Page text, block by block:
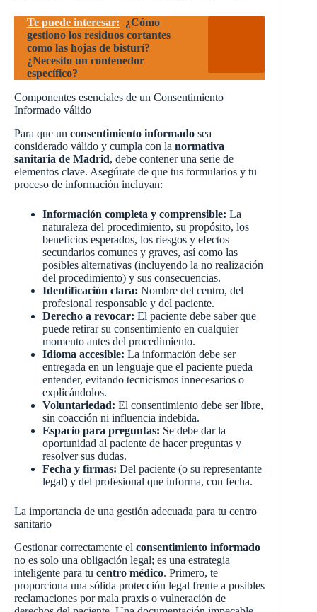
Te puede interesar: ¿Cómo
gestiono los residuos cortantes
como las hojas de bisturí?
¿Necesito un contenedor
específico?
Componentes esenciales de un Consentimiento
Informado válido
Para que un consentimiento informado sea
considerado válido y cumpla con la normativa
sanitaria de Madrid, debe contener una serie de
elementos clave. Asegúrate de que tus formularios y tu
proceso de información incluyan:
Información completa y comprensible: La
naturaleza del procedimiento, su propósito, los
beneficios esperados, los riesgos y efectos
secundarios comunes y graves, así como las
posibles alternativas (incluyendo la no realización
del procedimiento) y sus consecuencias.
Identificación clara: Nombre del centro, del
profesional responsable y del paciente.
Derecho a revocar: El paciente debe saber que
puede retirar su consentimiento en cualquier
momento antes del procedimiento.
Idioma accesible: La información debe ser
entregada en un lenguaje que el paciente pueda
entender, evitando tecnicismos innecesarios o
explicándolos.
Voluntariedad: El consentimiento debe ser libre,
sin coacción ni influencia indebida.
Espacio para preguntas: Se debe dar la
oportunidad al paciente de hacer preguntas y
resolver sus dudas.
Fecha y firmas: Del paciente (o su representante
legal) y del profesional que informa, con fecha.
La importancia de una gestión adecuada para tu centro
sanitario
Gestionar correctamente el consentimiento informado
no es solo una obligación legal; es una estrategia
inteligente para tu centro médico. Primero, te
proporciona una sólida protección legal frente a posibles
reclamaciones por mala praxis o vulneración de